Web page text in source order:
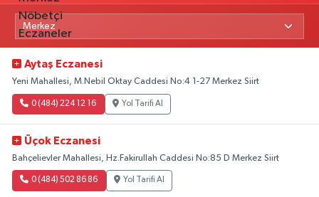
Aytaş Eczanesi
Yeni Mahallesi, M.Nebil Oktay Caddesi No:4 1-27 Merkez Siirt
0 (484) 224 12 16 Yol Tarifi Al
Üçok Eczanesi
Bahçelievler Mahallesi, Hz.Fakirullah Caddesi No:85 D Merkez Siirt
0 (484) 502 86 86 Yol Tarifi Al